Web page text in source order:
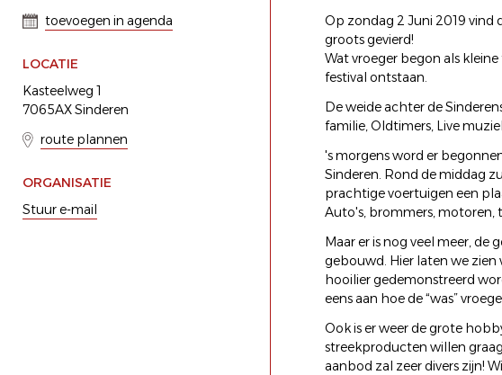
toevoegen in agenda
LOCATIE
Kasteelweg 1
7065AX Sinderen
route plannen
ORGANISATIE
Stuur e-mail
Op zondag 2 Juni 2019 vind
groots gevierd!
Wat vroeger begon als
festival ontstaan.
De weide achter de
familie, Oldtimers, Live
's morgens word er
Sinderen. Rond de middag
prachtige voertuigen een
Auto's, brommers, motoren,
Maar er is nog veel meer, de
gebouwd. Hier laten we zien
hooilier gedemonstreerd
eens aan hoe de “was”
Ook is er weer de grote
streekproducten willen
aanbod zal zeer divers zijn!